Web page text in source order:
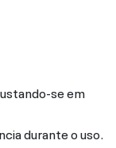
se em
durante o uso.